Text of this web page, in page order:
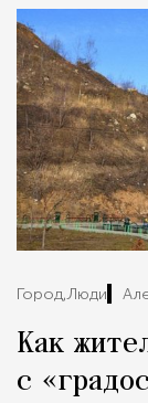
Город,Люди
Как
с